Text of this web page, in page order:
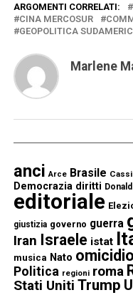
ARGOMENTI CORRELATI:
CINA MERCOSUR
GEOPOLITICA
Marlene
anci Arce Brasile
Democrazia diritti
editoriale
giustizia governo guerra
Iran Israele istat
musica Nato omicidio
Politica regioni roma
Stati Uniti Trump